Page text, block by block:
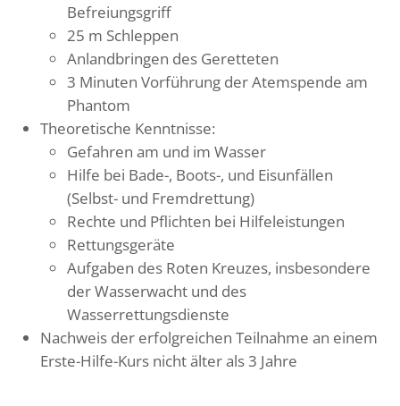
Befreiungsgriff
25 m Schleppen
Anlandbringen des Geretteten
3 Minuten Vorführung der Atemspende am
Phantom
Theoretische Kenntnisse:
Gefahren am und im Wasser
Hilfe bei Bade-, Boots-, und Eisunfällen
(Selbst- und Fremdrettung)
Rechte und Pflichten bei Hilfeleistungen
Rettungsgeräte
Aufgaben des Roten Kreuzes, insbesondere
der Wasserwacht und des
Wasserrettungsdienste
Nachweis der erfolgreichen Teilnahme an einem
Erste-Hilfe-Kurs nicht älter als 3 Jahre